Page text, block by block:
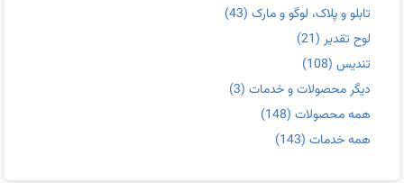
تابلو و پلاک، لوگو و مارک (43)
لوح تقدیر (21)
تندیس (108)
دیگر محصولات و خدمات (3)
همه محصولات (148)
همه خدمات (143)